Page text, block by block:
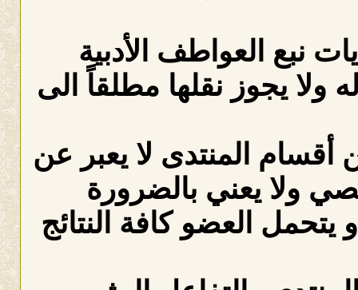
نبع العواطف الأدبية
ولا يجوز نقلها مطلقاً الى
المنتدى لا يعبر عن
ولا يعني بالضرورة
العضو كافة النتائج